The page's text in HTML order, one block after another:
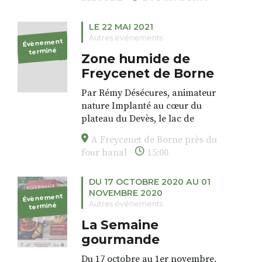
14H30 à 18H
Évènement
terminé
LE 22 MAI 2021
Autres événements
Zone humide de
Freycenet de Borne
Par Rémy Désécures, animateur
nature Implanté au cœur du
plateau du Devès, le lac de
Freycenet accueille des oiseaux
d’eau et des animaux
aquatiques. Ainsi les
chasse, les nichées de la
curieuse foulque macroule ou
du grèbe castagneux pourront
peut-être se laisser observer.
Rendez-vous à Freycenet de
Borne près du four banal.
A Freycenet de Borne près du
four banal
15:00
Évènement
terminé
DU 17 OCTOBRE 2020 AU 01
NOVEMBRE 2020
Autres événements
La Semaine
gourmande
Du 17 octobre au 1er novembre,